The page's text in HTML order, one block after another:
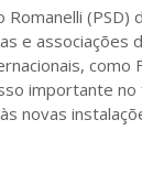
Romanelli
e associações
como
importante
novas